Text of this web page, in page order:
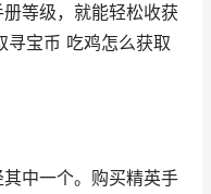
等级，就能轻松收获
寻宝币 吃鸡怎么获取
中一个。购买精英手